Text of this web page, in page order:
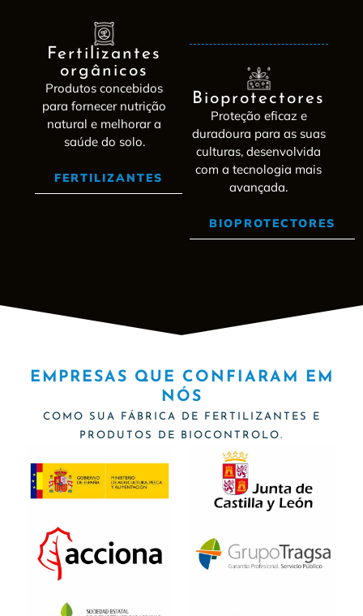
Fertilizantes
orgânicos
Produtos concebidos
para fornecer nutrição
natural e melhorar a
saúde do solo.
FERTILIZANTES
Bioprotectores
Proteção eficaz e
duradoura para as suas
culturas, desenvolvida
com a tecnologia mais
avançada.
BIOPROTECTORES
EMPRESAS QUE CONFIARAM EM
NÓS
COMO SUA FÁBRICA DE FERTILIZANTES E
PRODUTOS DE BIOCONTROLO.